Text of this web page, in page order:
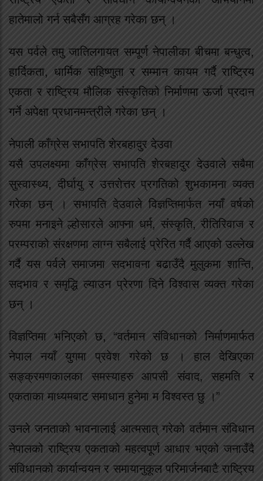
हातेमालो गर्न सबैसँग आग्रह गरेका छन् ।
यस पर्वले तमु जातिलगायत सम्पूर्ण नेपालीका बीचमा बन्धुत्व,
हार्दिकता, धार्मिक सहिष्णुता र सम्मान कायम गर्दै राष्ट्रिय
एकता र राष्ट्रिय मौलिक संस्कृतिको निर्माणमा ऊर्जा प्रदान
गर्ने अपेक्षा प्रधानमन्त्रीले गरेका छन् ।
नेपाली काँग्रेस सभापति शेरबहादुर देउवा
यसै उपलक्ष्यमा काँग्रेस सभापति शेरबहादुर देउवाले सबैमा
सुस्वास्थ्य, दीर्घायु र उत्तरोत्तर प्रगतिको शुभकामना व्यक्त
गरेका छन् । सभापति देउवाले विज्ञप्तिमार्फत नयाँ वर्षको
रुपमा मनाइने ल्होसारले आफ्ना धर्म, संस्कृति, रीतिरिवाज र
परम्पराको संरक्षणमा लाग्न सबैलाई प्रेरित गर्दै आएको उल्लेख
गर्दै यस पर्वले समाजमा सदभावना बढाउँदै मुलुकमा शान्ति,
सदभाव र समृद्धि ल्याउन प्रेरणा दिने विश्वास व्यक्त गरेका
छन् ।
विज्ञप्तिमा भनिएको छ, “वर्तमान संविधानको निर्माणमार्फत
नेपाल नयाँ युगमा प्रवेश गरेको छ । हाल देखिएका
सङ्क्रमणकालका समस्याहरु आपसी संवाद, सहमति र
एकताका माध्यमबाट समाधान हुनेमा म विश्वस्त छु ।”
उनले जनताको भावनालाई आत्मसात् गरेको वर्तमान संविधान
नेपालको राष्ट्रिय एकताको महत्वपूर्ण आधार भएको जनाउँदै
संविधानको कार्यान्वयन र समायानुकूल परिमार्जनबाटै राष्ट्रिय